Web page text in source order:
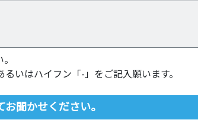
いはハイフン「-」をご記入願います。
聞かせください。